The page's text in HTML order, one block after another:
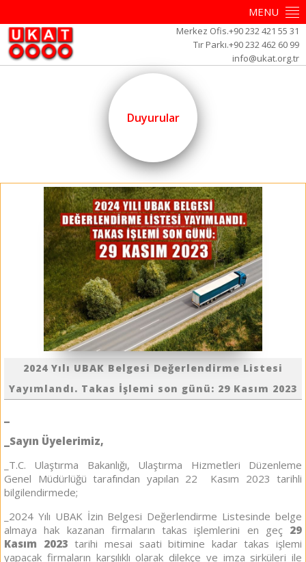
MENU
Merkez Ofis.+90 232 421 55 31
Tır Parkı.+90 232 462 60 99
info@ukat.org.tr
Duyurular
2024 Yılı UBAK Belgesi Değerlendirme Listesi
Yayımlandı. Takas İşlemi son günü: 29 Kasım 2023
_Sayın Üyelerimiz,
_T.C. Ulaştırma Bakanlığı, Ulaştırma Hizmetleri Düzenleme
Genel Müdürlüğü tarafından yapılan 22 Kasım 2023 tarihli
bilgilendirmede;
_2024 Yılı UBAK İzin Belgesi Değerlendirme Listesinde belge
almaya hak kazanan firmaların takas işlemlerini en geç 29
Kasım 2023 tarihi mesai saati bitimine kadar takas işlemi
yapacak firmaların karşılıklı olarak dilekçe ve imza sirküleri ile